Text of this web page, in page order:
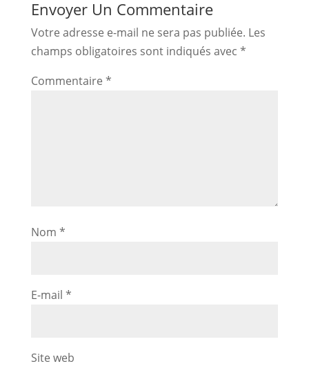
Envoyer Un Commentaire
Votre adresse e-mail ne sera pas publiée. Les
champs obligatoires sont indiqués avec *
Commentaire *
Nom *
E-mail *
Site web